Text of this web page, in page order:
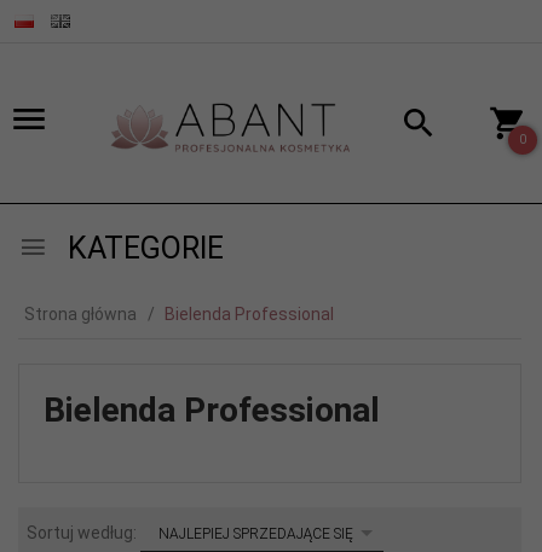
0
KATEGORIE
Strona główna Bielenda Professional
Bielenda Professional
Sortuj według: sortNAJLEPIEJ SPRZEDAJĄCE SIĘ